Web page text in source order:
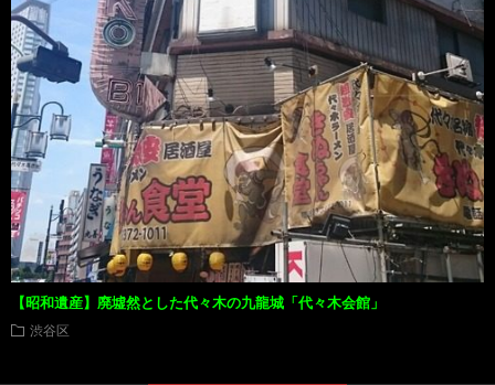
【昭和遺産】廃墟然とした代々木の九龍城「代々木会館」
渋谷区